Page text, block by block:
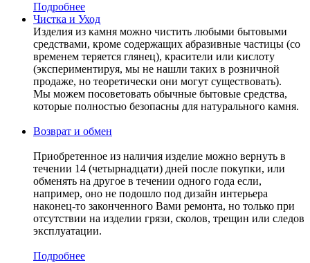
Подробнее
Чистка и Уход
Изделия из камня можно чистить любыми бытовыми
средствами, кроме содержащих абразивные частицы (со
временем теряется глянец), красители или кислоту
(экспериментируя, мы не нашли таких в розничной
продаже, но теоретически они могут существовать).
Мы можем посоветовать обычные бытовые средства,
которые полностью безопасны для натурального камня.
Возврат и обмен
Приобретенное из наличия изделие можно вернуть в
течении 14 (четырнадцати) дней после покупки, или
обменять на другое в течении одного года если,
например, оно не подошло под дизайн интерьера
наконец-то законченного Вами ремонта, но только при
отсутствии на изделии грязи, сколов, трещин или следов
эксплуатации.
Подробнее